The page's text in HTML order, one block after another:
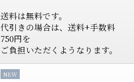
送料は無料です。
代引きの場合は、送料+手数料
750円を
ご負担いただくようなります。
NEW